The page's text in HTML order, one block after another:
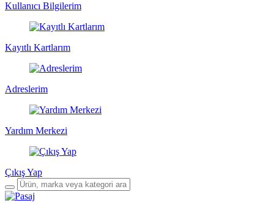
Kullanıcı Bilgilerim
Kayıtlı Kartlarım
Adreslerim
Yardım Merkezi
Çıkış Yap